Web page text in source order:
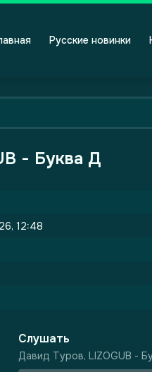
Русские новинки
- Буква Д
12:48
Слушать
Давид Туров, LIZOGUB -